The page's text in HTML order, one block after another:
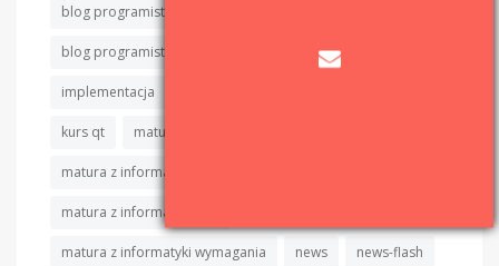
blog programisty c++
blog programistyczny c++ cpp
implementacja
kurs qt matura
matura z informatyki algorytmy
matura z informatyki C++
matura z informatyki wymagania news news-flash